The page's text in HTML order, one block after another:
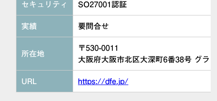
セキュリティ SO27001認証
実績 要問合せ
所在地
〒530-0011
大阪府大阪市北区大深町6番38号 グラ
URL https://dfe.jp/